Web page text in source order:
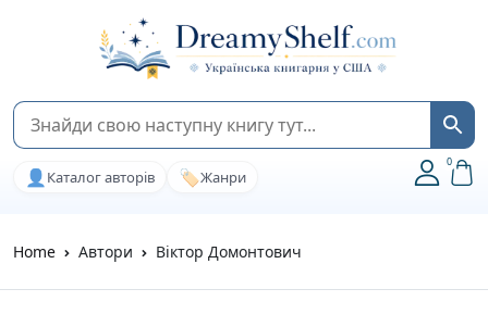
👤 Каталог авторів 🏷️Жанри
0
Home Автори Віктор Домонтович